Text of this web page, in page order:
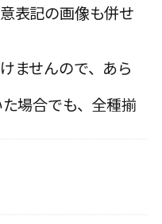
表記の画像も併せ
ませんので、あら
場合でも、全種揃